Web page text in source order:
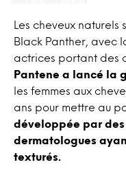
Les cheveux naturels
Black Panther, avec
actrices portant des
Pantene a lancé la
les femmes aux
ans pour mettre au
développée par
dermatologues
texturés.